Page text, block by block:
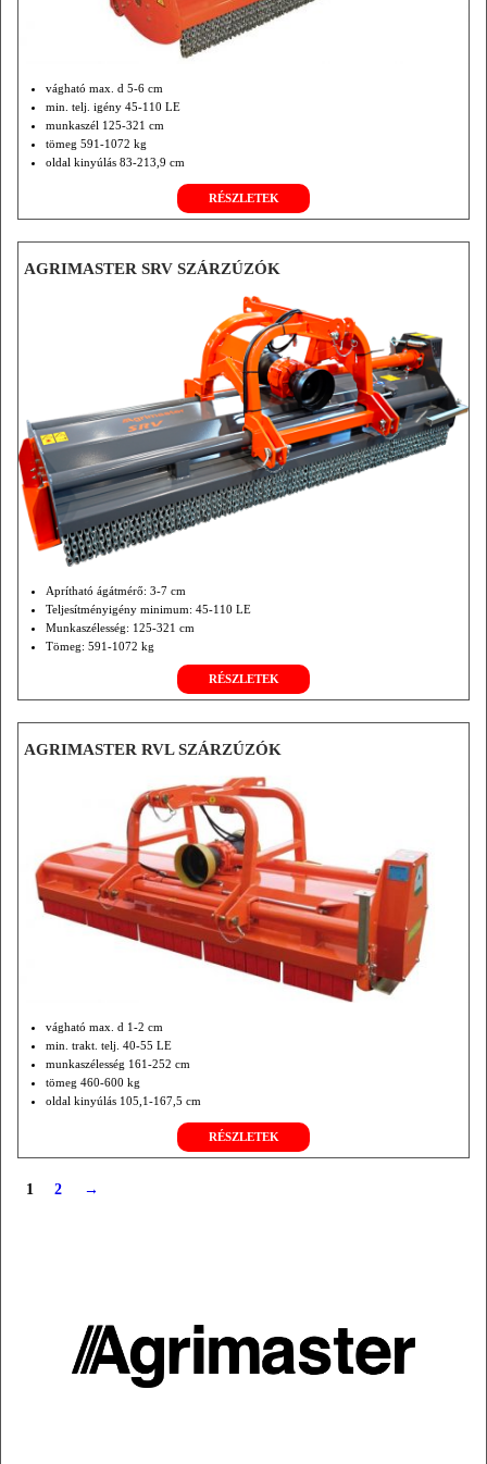
vágható max. d 5-6 cm
min. telj. igény 45-110 LE
munkaszél 125-321 cm
tömeg 591-1072 kg
oldal kinyúlás 83-213,9 cm
RÉSZLETEK
AGRIMASTER SRV SZÁRZÚZÓK
Aprítható ágátmérő: 3-7 cm
Teljesítményigény minimum: 45-110 LE
Munkaszélesség: 125-321 cm
Tömeg: 591-1072 kg
RÉSZLETEK
AGRIMASTER RVL SZÁRZÚZÓK
vágható max. d 1-2 cm
min. trakt. telj. 40-55 LE
munkaszélesség 161-252 cm
tömeg 460-600 kg
oldal kinyúlás 105,1-167,5 cm
RÉSZLETEK
1 2 →